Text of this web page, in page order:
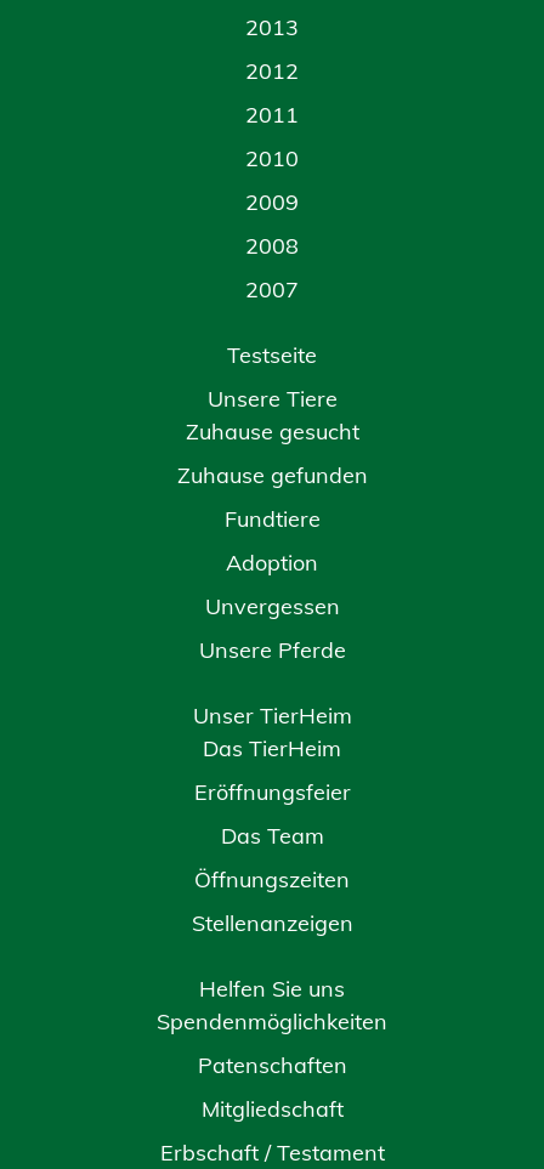
2013
2012
2011
2010
2009
2008
2007
Testseite
Unsere Tiere
Zuhause gesucht
Zuhause gefunden
Fundtiere
Adoption
Unvergessen
Unsere Pferde
Unser TierHeim
Das TierHeim
Eröffnungsfeier
Das Team
Öffnungszeiten
Stellenanzeigen
Helfen Sie uns
Spendenmöglichkeiten
Patenschaften
Mitgliedschaft
Erbschaft / Testament